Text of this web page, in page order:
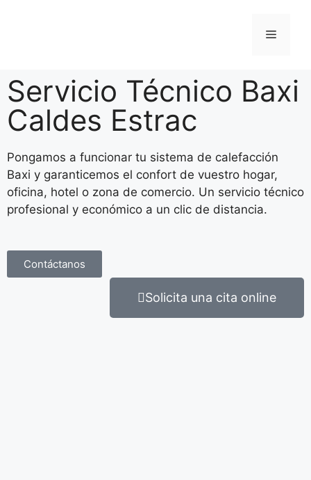
Servicio Técnico Baxi
Caldes Estrac
Pongamos a funcionar tu sistema de calefacción
Baxi y garanticemos el confort de vuestro hogar,
oficina, hotel o zona de comercio. Un servicio técnico
profesional y económico a un clic de distancia.
Contáctanos
Solicita una cita online